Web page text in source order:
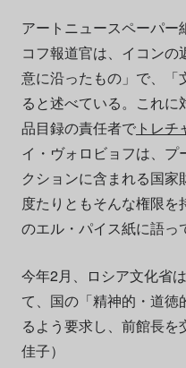
アートニュースペーパー
コフ報道官は、イコン
意に沿ったもの」で、「
ると述べている。これ
品目録の責任者でトレチ
イ・ヴォロビョフは、プ
クションに含まれる国
度たりともそんな権限
のエル・パイス紙に語っ
今年2月、ロシア文化省
て、国の「精神的・道
るよう要求し、前館長
佳子）